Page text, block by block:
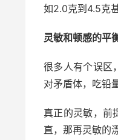
如2.0克到4.5克
灵敏和顿感的平
很多人有个误区
对矛盾体，吃铅
真正的灵敏，前
直，那再灵敏的